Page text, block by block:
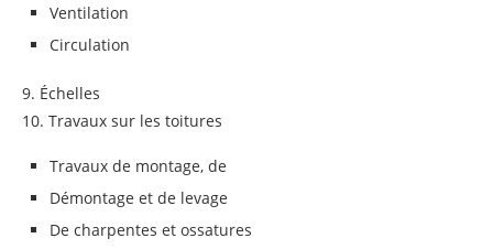
Ventilation
Circulation
9. Échelles
10. Travaux sur les toitures
Travaux de montage, de
Démontage et de levage
De charpentes et ossatures